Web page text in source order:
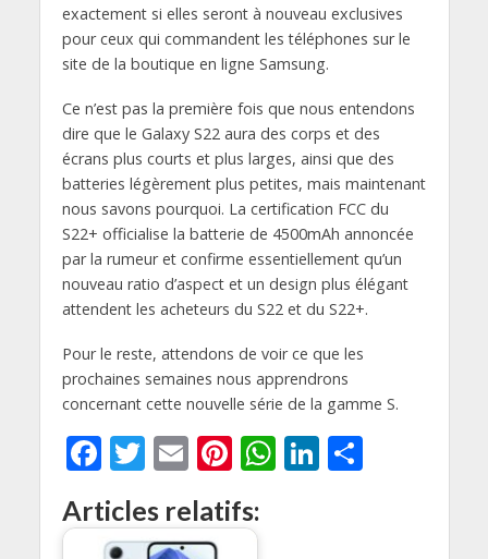
exactement si elles seront à nouveau exclusives
pour ceux qui commandent les téléphones sur le
site de la boutique en ligne Samsung.
Ce n’est pas la première fois que nous entendons
dire que le Galaxy S22 aura des corps et des
écrans plus courts et plus larges, ainsi que des
batteries légèrement plus petites, mais maintenant
nous savons pourquoi. La certification FCC du
S22+ officialise la batterie de 4500mAh annoncée
par la rumeur et confirme essentiellement qu’un
nouveau ratio d’aspect et un design plus élégant
attendent les acheteurs du S22 et du S22+.
Pour le reste, attendons de voir ce que les
prochaines semaines nous apprendrons
concernant cette nouvelle série de la gamme S.
F
ac
e
T
w
itt
E
m
ai
Pi
nt
er
W
h
Li
n
P
Articles relatifs: